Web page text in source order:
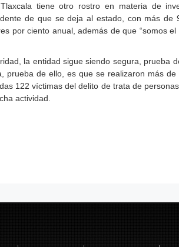
tiene otro rostro en materia de
de que se deja al estado, con más de
por ciento anual, además de que “somos
la entidad sigue siendo segura, prueba
prueba de ello, es que se realizaron más
122 víctimas del delito de trata de
actividad.